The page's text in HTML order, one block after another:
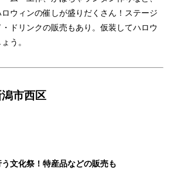
ウィンの催しが盛りだくさん！ステージ
ドリンクの販売もあり。仮装してハロウ
う。
市西区
文化祭！特産品などの販売も